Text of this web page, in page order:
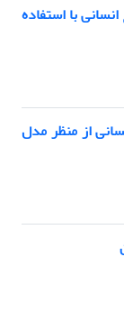
با استفاده
از منظر مدل